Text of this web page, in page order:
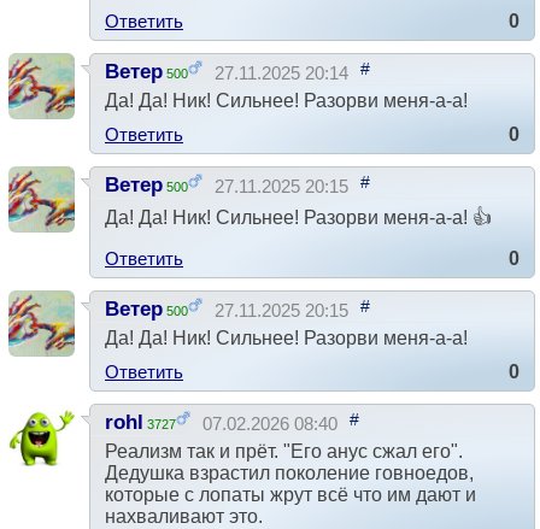
Ответить
0
Ветер 500 27.11.2025 20:14 #
Да! Да! Ник! Сильнее! Разорви меня-а-а!
Ответить
0
Ветер 500 27.11.2025 20:15 #
Да! Да! Ник! Сильнее! Разорви меня-а-а! 👍
Ответить
0
Ветер 500 27.11.2025 20:15 #
Да! Да! Ник! Сильнее! Разорви меня-а-а!
Ответить
0
rohl 3727 07.02.2026 08:40 #
Реализм так и прёт. "Его анус сжал его".
Дедушка взрастил поколение говноедов,
которые с лопаты жрут всё что им дают и
нахваливают это.